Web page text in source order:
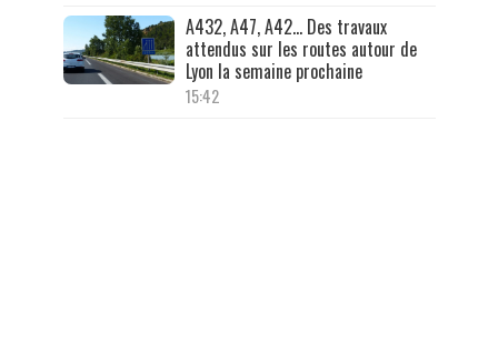
A432, A47, A42… Des travaux
attendus sur les routes autour de
Lyon la semaine prochaine
15:42